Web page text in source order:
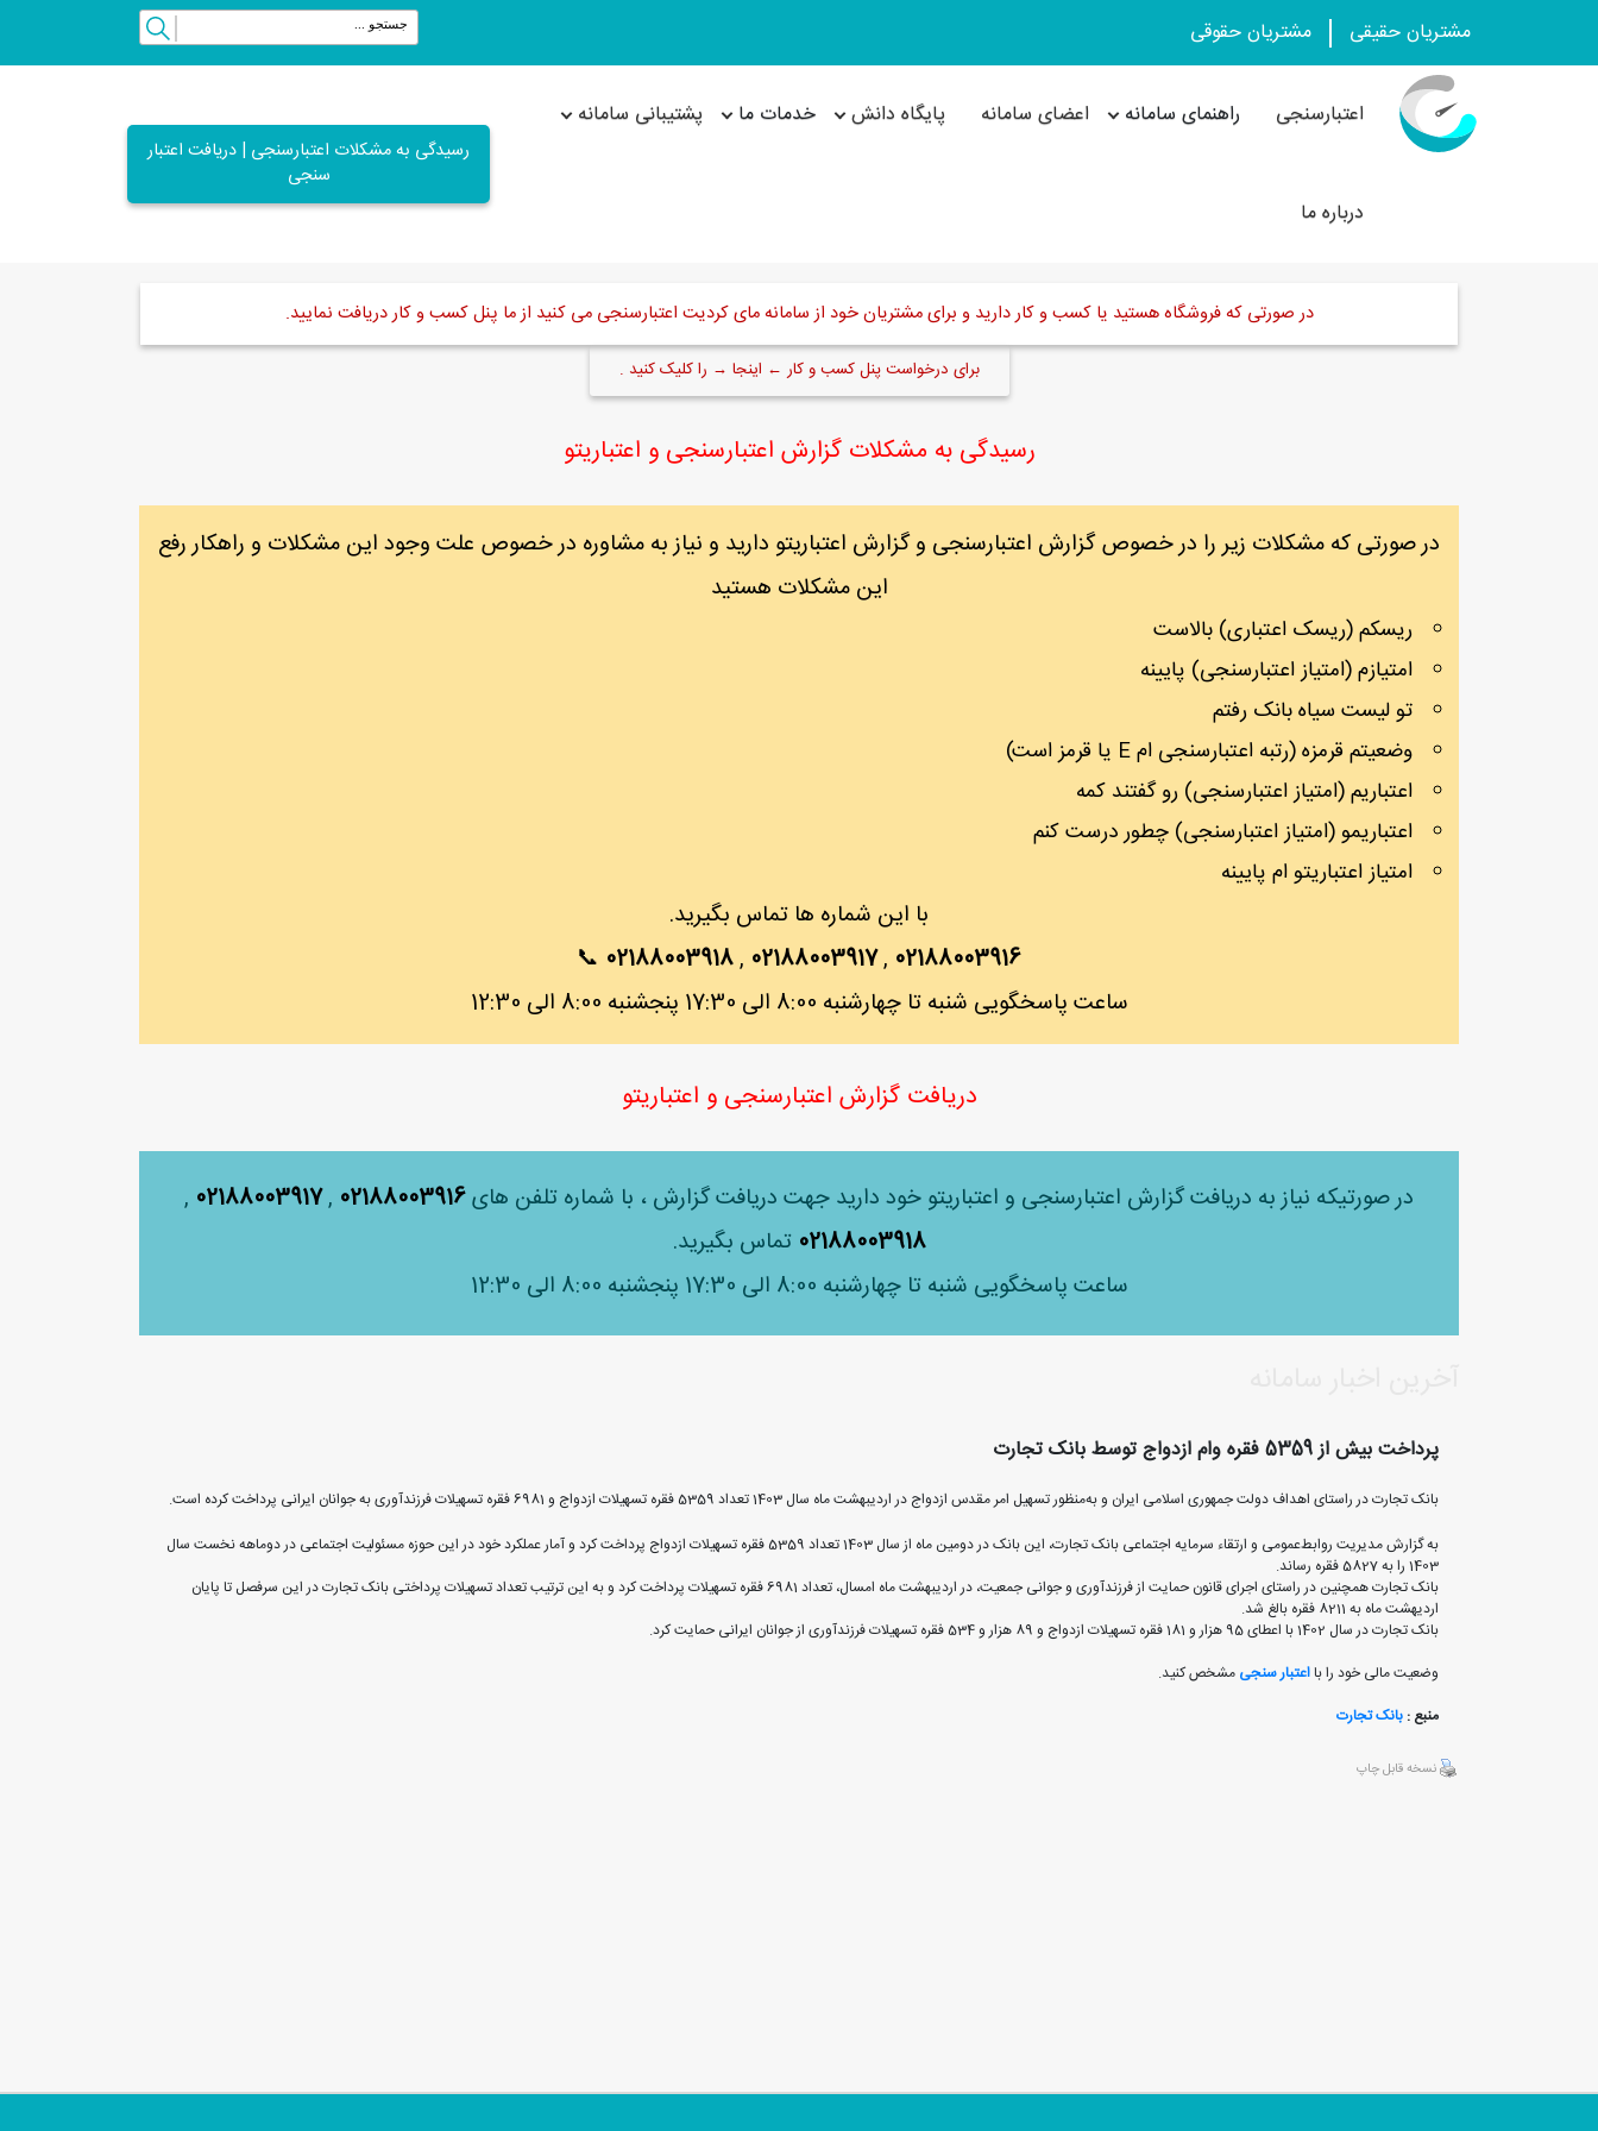
مشتریان حقیقی مشتریان حقوقی
اعتبارسنجی راهنمای سامانه اعضای سامانه پایگاه دانش خدمات ما پشتیبانی سامانه
درباره ما
رسیدگی به مشکلات اعتبارسنجی | دریافت اعتبار
سنجی
در صورتی که فروشگاه هستید یا کسب و کار دارید و برای مشتریان خود از سامانه مای کردیت اعتبارسنجی می کنید از ما پنل کسب و کار دریافت نمایید.
برای درخواست پنل کسب و کار ← اینجا → را کلیک کنید .
رسیدگی به مشکلات گزارش اعتبارسنجی و اعتباریتو
در صورتی که مشکلات زیر را در خصوص گزارش اعتبارسنجی و گزارش اعتباریتو دارید و نیاز به مشاوره در خصوص علت وجود این مشکلات و راهکار رفع
این مشکلات هستید
ریسکم (ریسک اعتباری) بالاست
امتیازم (امتیاز اعتبارسنجی) پایینه
تو لیست سیاه بانک رفتم
وضعیتم قرمزه (رتبه اعتبارسنجی ام E یا قرمز است)
اعتباریم (امتیاز اعتبارسنجی) رو گفتند کمه
اعتباریمو (امتیاز اعتبارسنجی) چطور درست کنم
امتیاز اعتباریتو ام پایینه
با این شماره ها تماس بگیرید.
02188003916
,
02188003917
,
02188003918
📞
ساعت پاسخگویی شنبه تا چهارشنبه 8:00 الی 17:30 پنجشنبه 8:00 الی 12:30
دریافت گزارش اعتبارسنجی و اعتباریتو
در صورتیکه نیاز به دریافت گزارش اعتبارسنجی و اعتباریتو خود دارید جهت دریافت گزارش ، با شماره تلفن های02188003916
,
02188003917
,
02188003918 تماس بگیرید.
ساعت پاسخگویی شنبه تا چهارشنبه 8:00 الی 17:30 پنجشنبه 8:00 الی 12:30
پرداخت بیش از 5359 فقره وام ازدواج توسط بانک تجارت
بانک تجارت در راستای اهداف دولت جمهوری اسلامی ایران و به‌منظور تسهیل امر مقدس ازدواج در اردیبهشت ماه سال 1403 تعداد 5359 فقره تسهیلات ازدواج و 6981 فقره تسهیلات فرزندآوری به جوانان ایرانی پرداخت کرده است.
به گزارش مدیریت روابط‌عمومی و ارتقاء سرمایه اجتماعی بانک تجارت، این بانک در دومین ماه از سال 1403 تعداد 5359 فقره تسهیلات ازدواج پرداخت کرد و آمار عملکرد خود در این حوزه مسئولیت اجتماعی در دوماهه نخست سال
1403 را به 5827 فقره رساند.
بانک تجارت همچنین در راستای اجرای قانون حمایت از فرزندآوری و جوانی جمعیت، در اردیبهشت ماه امسال، تعداد 6981 فقره تسهیلات پرداخت کرد و به این ترتیب تعداد تسهیلات پرداختی بانک تجارت در این سرفصل تا پایان
اردیهشت ماه به 8211 فقره بالغ شد.
بانک تجارت در سال 1402 با اعطای 95 هزار و 181 فقره تسهیلات ازدواج و 89 هزار و 534 فقره تسهیلات فرزندآوری از جوانان ایرانی حمایت کرد.
وضعیت مالی خود را بااعتبار سنجی مشخص کنید.
منبع : بانک تجارت
نسخه قابل چاپ